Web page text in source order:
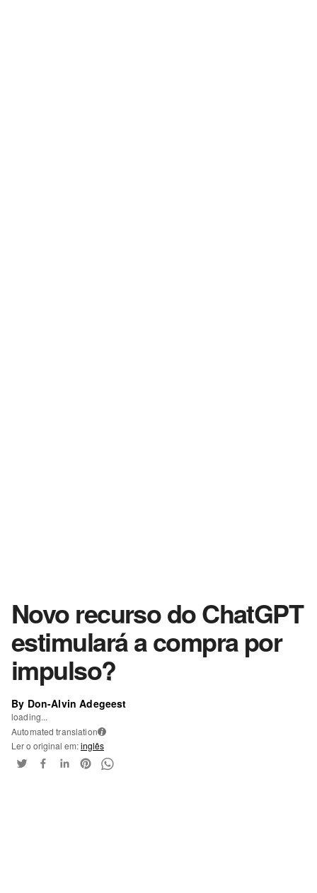
Novo recurso do ChatGPT
estimulará a compra por
impulso?
By Don-Alvin Adegeest
loading...
Automated translation i
Ler o original em:inglês